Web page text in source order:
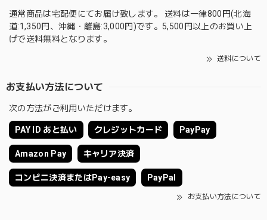
通常商品は宅配便にてお届け致します。 送料は一律800円(北海
道:1,350円、沖縄・離島:3,000円)です。5,500円以上のお買い上
げで送料無料となります。
送料について
お支払い方法について
次の方法がご利用いただけます。
PAY ID あと払い クレジットカード PayPay
Amazon Pay キャリア決済
コンビニ決済またはPay-easy PayPal
お支払い方法について